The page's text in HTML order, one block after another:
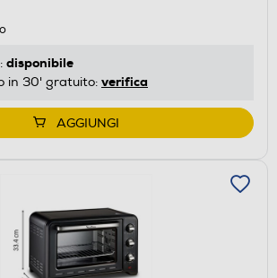
disponibile
in 30' gratuito: verifica
AGGIUNGI